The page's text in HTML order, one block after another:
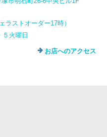
ラストオーダー17時）
火曜日
お店へのアクセス